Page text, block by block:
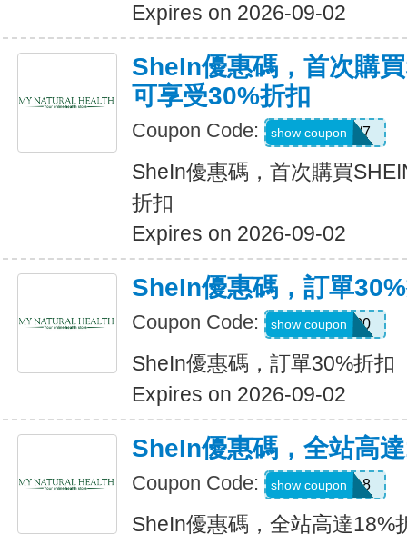
Expires on 2026-09-02
SheIn優惠碼，首次購
可享受30%折扣
Coupon Code: U3226W7
show coupon
SheIn優惠碼，首次購買
折扣
Expires on 2026-09-02
SheIn優惠碼，訂單
Coupon Code: newonly30
show coupon
SheIn優惠碼，訂單30%折扣
Expires on 2026-09-02
SheIn優惠碼，全站高
Coupon Code: MAY0B18
show coupon
SheIn優惠碼，全站高達18%